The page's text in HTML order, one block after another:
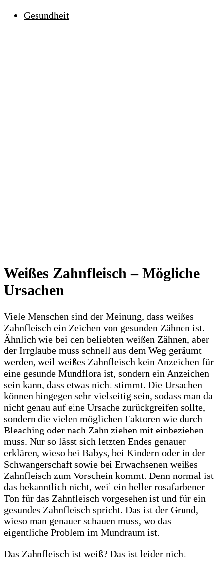
Gesundheit
Weißes Zahnfleisch – Mögliche
Ursachen
Viele Menschen sind der Meinung, dass weißes
Zahnfleisch ein Zeichen von gesunden Zähnen ist.
Ähnlich wie bei den beliebten weißen Zähnen, aber
der Irrglaube muss schnell aus dem Weg geräumt
werden, weil weißes Zahnfleisch kein Anzeichen für
eine gesunde Mundflora ist, sondern ein Anzeichen
sein kann, dass etwas nicht stimmt. Die Ursachen
können hingegen sehr vielseitig sein, sodass man da
nicht genau auf eine Ursache zurückgreifen sollte,
sondern die vielen möglichen Faktoren wie durch
Bleaching oder nach Zahn ziehen mit einbeziehen
muss. Nur so lässt sich letzten Endes genauer
erklären, wieso bei Babys, bei Kindern oder in der
Schwangerschaft sowie bei Erwachsenen weißes
Zahnfleisch zum Vorschein kommt. Denn normal ist
das bekanntlich nicht, weil ein heller rosafarbener
Ton für das Zahnfleisch vorgesehen ist und für ein
gesundes Zahnfleisch spricht. Das ist der Grund,
wieso man genauer schauen muss, wo das
eigentliche Problem im Mundraum ist.
Das Zahnfleisch ist weiß? Das ist leider nicht